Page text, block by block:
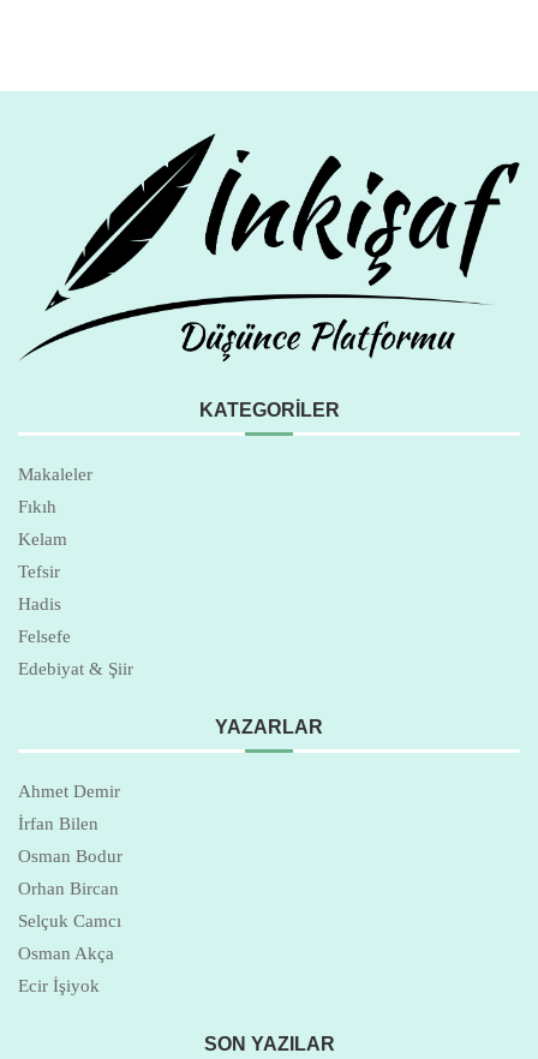
KATEGORILER
Makaleler
Fıkıh
Kelam
Tefsir
Hadis
Felsefe
Edebiyat & Şiir
YAZARLAR
Ahmet Demir
İrfan Bilen
Osman Bodur
Orhan Bircan
Selçuk Camcı
Osman Akça
Ecir İşiyok
SON YAZILAR